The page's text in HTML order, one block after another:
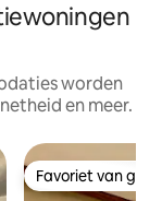
worden
en meer.
Favoriet van
Favoriet van